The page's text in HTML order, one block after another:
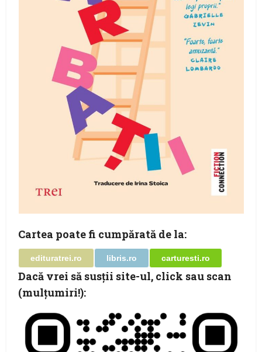
Cartea poate fi cumpărată de la:
edituratrei.ro libris.ro carturesti.ro
Dacă vrei să susţii site-ul, click sau scan
(mulţumiri!):